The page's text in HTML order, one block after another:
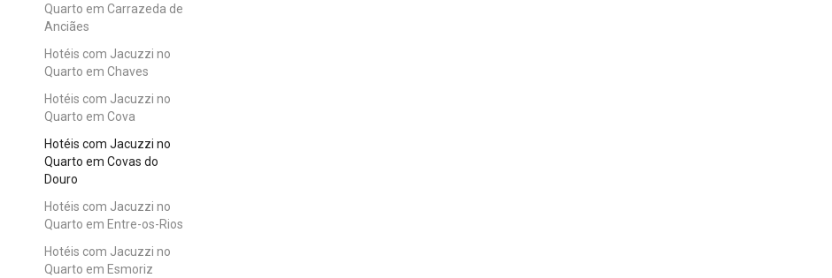
Quarto em Carrazeda de
Anciães
Hotéis com Jacuzzi no
Quarto em Chaves
Hotéis com Jacuzzi no
Quarto em Cova
Hotéis com Jacuzzi no
Quarto em Covas do
Douro
Hotéis com Jacuzzi no
Quarto em Entre-os-Rios
Hotéis com Jacuzzi no
Quarto em Esmoriz